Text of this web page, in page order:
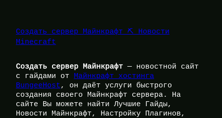
Создать сервер Майнкрафт ⛏️ Новости
Minecraft
Создать сервер Майнкрафт — новостной сайт
с гайдами от Майнкрафт хостинга
BungeeHost, он даёт услуги быстрого
создания своего Майнкрафт сервера. На
сайте Вы можете найти Лучшие Гайды,
Новости Майнкрафт, Настройку Плагинов,